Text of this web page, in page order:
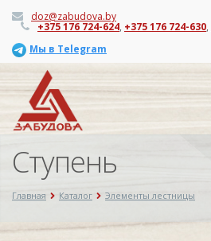
doz@zabudova.by
+375 176 724-624, +375 176 724-630,
Мы в Telegram
Ступень
Главная Каталог Элементы лестницы